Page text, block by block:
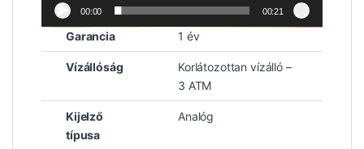
00:00 00:21
Garancia 1 év
Vízállóság
Korlátozottan vízálló –
3 ATM
Kijelző
típusa
Analóg